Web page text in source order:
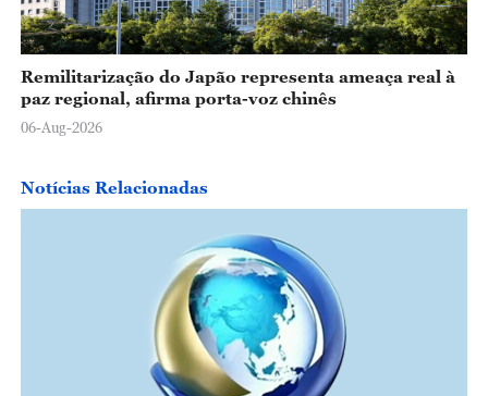
Remilitarização do Japão representa ameaça real à
paz regional, afirma porta-voz chinês
06-Aug-2026
Notícias Relacionadas